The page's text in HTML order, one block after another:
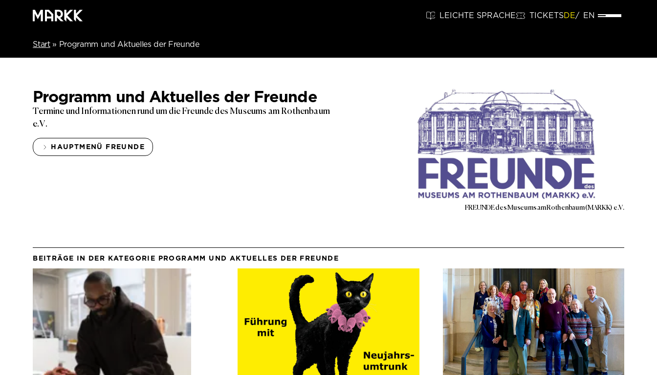
LEICHTE SPRACHE TICKETSDE EN
Start» Programm und Aktuelles der Freunde
Programm und Aktuelles der Freunde
Termine und Informationen rund um die Freunde des Museums am Rothenbaum
e.V.
HAUPTMENÜ FREUNDE
FREUNDE des Museums am Rothenbaum (MARKK) e.V.
BEITRÄGE IN DER KATEGORIE PROGRAMM UND AKTUELLES DER FREUNDE